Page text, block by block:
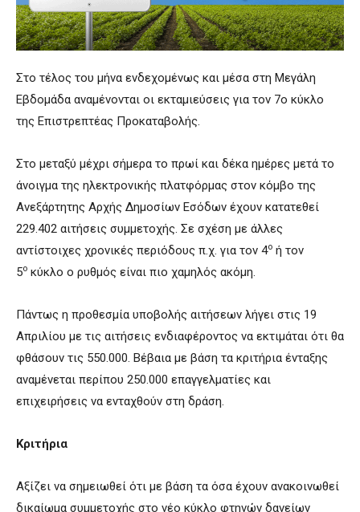
Στο τέλος του μήνα ενδεχομένως και μέσα στη Μεγάλη
Εβδομάδα αναμένονται οι εκταμιεύσεις για τον 7ο κύκλο
της Επιστρεπτέας Προκαταβολής.
Στο μεταξύ μέχρι σήμερα το πρωί και δέκα ημέρες μετά το
άνοιγμα της ηλεκτρονικής πλατφόρμας στον κόμβο της
Ανεξάρτητης Αρχής Δημοσίων Εσόδων έχουν κατατεθεί
229.402 αιτήσεις συμμετοχής. Σε σχέση με άλλες
αντίστοιχες χρονικές περιόδους π.χ. για τον 4ο ή τον
5ο κύκλο ο ρυθμός είναι πιο χαμηλός ακόμη.
Πάντως η προθεσμία υποβολής αιτήσεων λήγει στις 19
Απριλίου με τις αιτήσεις ενδιαφέροντος να εκτιμάται ότι θα
φθάσουν τις 550.000. Βέβαια με βάση τα κριτήρια ένταξης
αναμένεται περίπου 250.000 επαγγελματίες και
επιχειρήσεις να ενταχθούν στη δράση.
Κριτήρια
Αξίζει να σημειωθεί ότι με βάση τα όσα έχουν ανακοινωθεί
δικαίωμα συμμετοχής στο νέο κύκλο φτηνών δανείων